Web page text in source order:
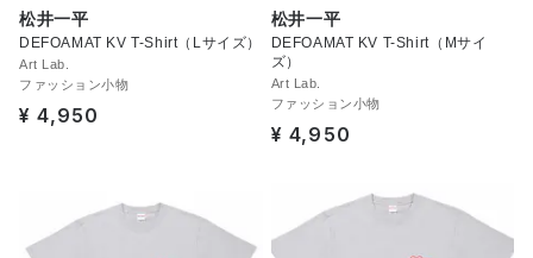
松井一平
DEFOAMAT KV T-Shirt（Lサイズ）
Art Lab.
ファッション小物
¥ 4,950
松井一平
DEFOAMAT KV T-Shirt（Mサイ
ズ）
Art Lab.
ファッション小物
¥ 4,950